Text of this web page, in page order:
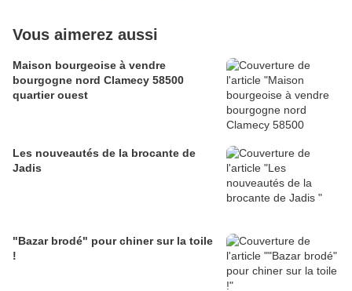
Vous aimerez aussi
Maison bourgeoise à vendre
bourgogne nord Clamecy 58500
quartier ouest
Les nouveautés de la brocante de
Jadis
"Bazar brodé" pour chiner sur la toile
!